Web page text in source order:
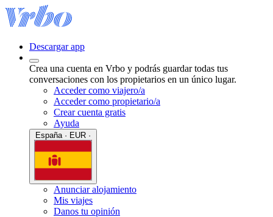
Descargar app
Crea una cuenta en Vrbo y podrás guardar todas tus
conversaciones con los propietarios en un único lugar.
Acceder como viajero/a
Acceder como propietario/a
Crear cuenta gratis
Ayuda
Anunciar alojamiento
Mis viajes
Danos tu opinión